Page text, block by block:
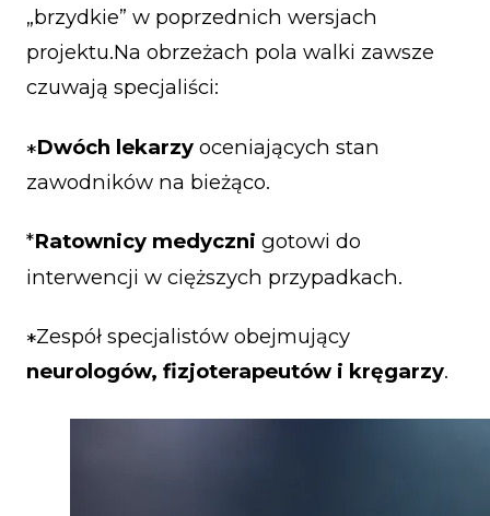
„brzydkie” w poprzednich wersjach
projektu.Na obrzeżach pola walki zawsze
czuwają specjaliści:
*Dwóch lekarzy oceniających stan
zawodników na bieżąco.
*Ratownicy medyczni gotowi do
interwencji w cięższych przypadkach.
*Zespół specjalistów obejmujący
neurologów, fizjoterapeutów i kręgarzy.